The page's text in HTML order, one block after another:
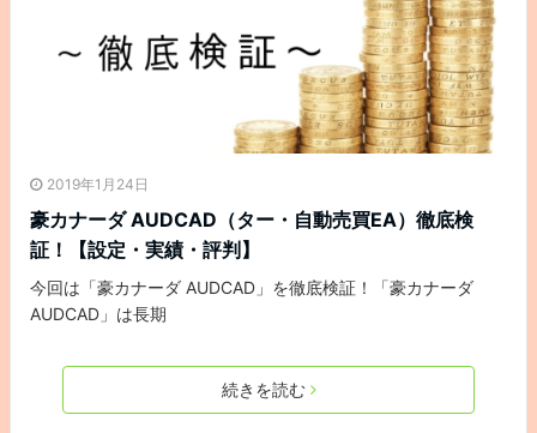
2019年1月24日
豪カナーダ AUDCAD（ター・自動売買EA）徹底検
証！【設定・実績・評判】
今回は「豪カナーダ AUDCAD」を徹底検証！「豪カナーダ
AUDCAD」は長期
続きを読む